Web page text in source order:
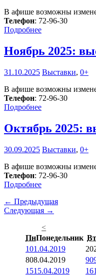
В афише возможны
Телефон: 72-96-30
Подробнее
Ноябрь 2025:
31.10.2025 Выставки, 0+
В афише возможны
Телефон: 72-96-30
Подробнее
Октябрь 2025:
30.09.2025 Выставки, 0+
В афише возможны
Телефон: 72-96-30
Подробнее
← Предыдущая
Следующая →
<
ПнПонедельник Вт
101.04.2019 2
808.04.2019 9
1515.04.2019 16